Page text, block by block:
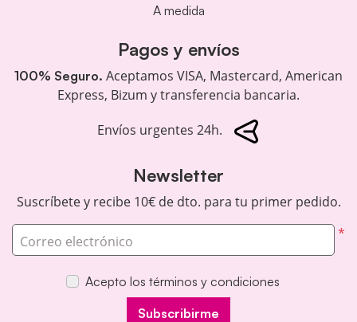
A medida
Pagos y envíos
100% Seguro. Aceptamos VISA, Mastercard, American
Express, Bizum y transferencia bancaria.
Envíos urgentes 24h.
Newsletter
Suscríbete y recibe 10€ de dto. para tu primer pedido.
*
Correo electrónico
Acepto los términos y condiciones
Subscribirme